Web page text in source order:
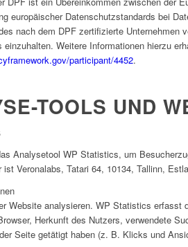
europäischer Datenschutzstandards bei
nach dem DPF zertifizierte Unternehmen
einzuhalten. Weitere Informationen hierzu
participant/4452.
TOOLS UND
Analysetool WP Statistics, um
Veronalabs, Tatari 64, 10134, Tallinn,
Website analysieren. WP Statistics erfasst
Herkunft des Nutzers, verwendete
Seite getätigt haben (z. B. Klicks und